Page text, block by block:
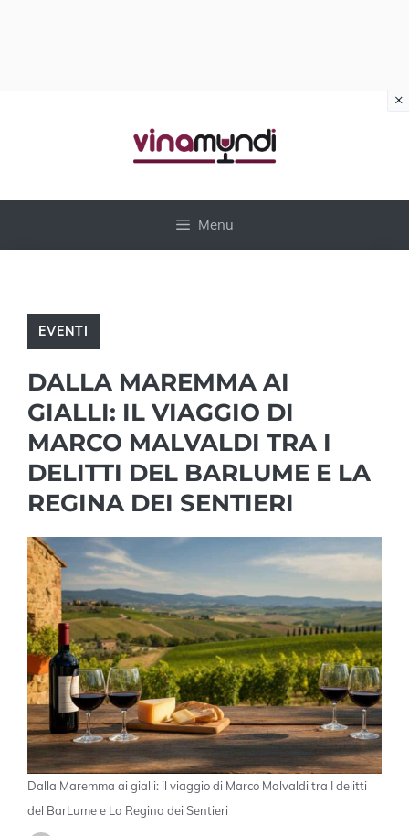
Menu
EVENTI
DALLA MAREMMA AI
GIALLI: IL VIAGGIO DI
MARCO MALVALDI TRA I
DELITTI DEL BARLUME E LA
REGINA DEI SENTIERI
Dalla Maremma ai gialli: il viaggio di Marco Malvaldi tra I delitti
del BarLume e La Regina dei Sentieri
×